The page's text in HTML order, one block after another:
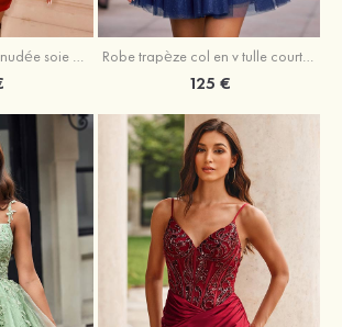
Fourreau épaule dénudée soie comme du satin courte/mini robe de fête de la rentrée Robe trapèze col en v tulle courte/mini robe de fête de la rentrée avec poches paillettes
125 €